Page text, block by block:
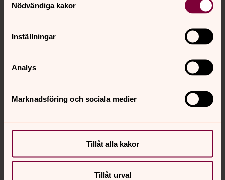
Nödvändiga kakor
Inställningar
Analys
Marknadsföring och sociala medier
Tillåt alla kakor
Tillåt urval
Kontakt
Kalender